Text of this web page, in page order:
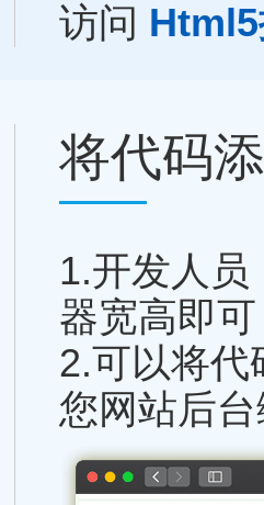
访问
将代码
1.开发人员
器宽高即
2.可以将代
您网站后